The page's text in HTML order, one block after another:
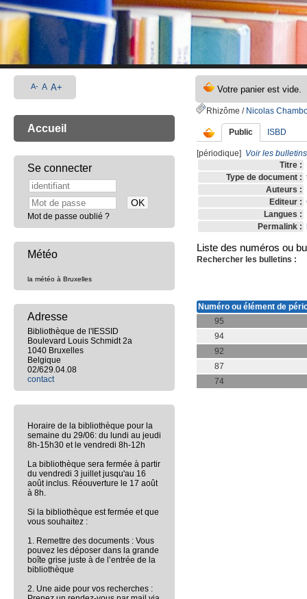
Rhizôme / Nicolas
Public ISBD
[périodique] Voir les
Titre :
Type de document :
Auteurs :
Editeur :
Langues :
Permalink :
Liste des numéros ou
Rechercher les bulletins :
Numéro ou élément de
95
94
92
87
74
A- A A+
Accueil
Se connecter
Mot de passe oublié ?
Météo
la météo à Bruxelles
Adresse
Bibliothèque de l'IESSID
Boulevard Louis Schmidt 2a
1040 Bruxelles
Belgique
02/629.04.08
contact
Horaire de la bibliothèque pour la
semaine du 29/06: du lundi au jeudi
8h-15h30 et le vendredi 8h-12h
La bibliothèque sera fermée à partir
du vendredi 3 juillet jusqu'au 16
août inclus. Réouverture le 17 août
à 8h.
Si la bibliothèque est fermée et que
vous souhaitez :
1. Remettre des documents : Vous
pouvez les déposer dans la grande
boîte grise juste à de l’entrée de la
bibliothèque
2. Une aide pour vos recherches :